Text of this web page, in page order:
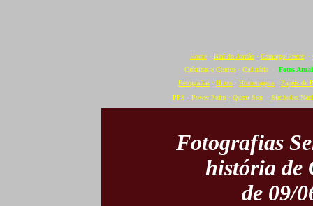
Home · Baú do Jordão · Camargo Freire ·
Crônicas e Contos · Culinária · Fotos
Fotografias · Hinos · Homenagens · Papéis de
PPS - Power Point· Quem Sou· Símbolos
Fotografias
história de
de 09/